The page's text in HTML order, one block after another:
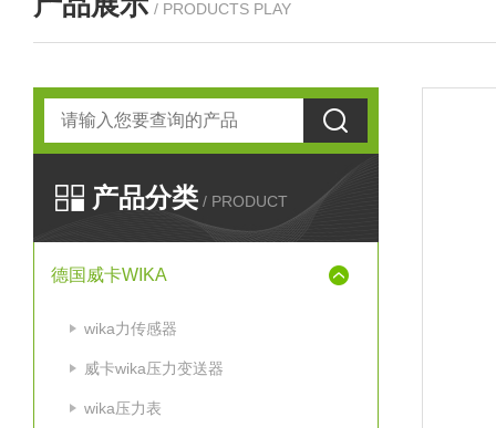
/ PRODUCTS PLAY
产品分类 / PRODUCT
德国威卡WIKA
wika力传感器
威卡wika压力变送器
wika压力表